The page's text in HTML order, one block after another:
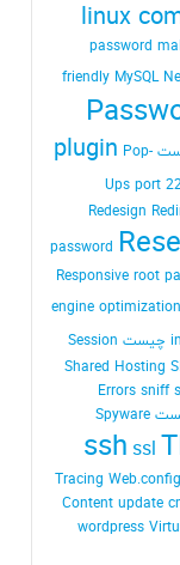
linux
password
friendly MySQL
plugin Pop-
Ups port
Redesign
password
Responsive root
engine optimization
Session
Shared Hosting
Errors sniff
Spyware
ssh ssl
Tracing Web.config
Content update
wordpress